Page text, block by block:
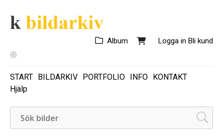
Logga in Bli kund
Album
START BILDARKIV PORTFOLIO INFO
KONTAKT
Hjälp